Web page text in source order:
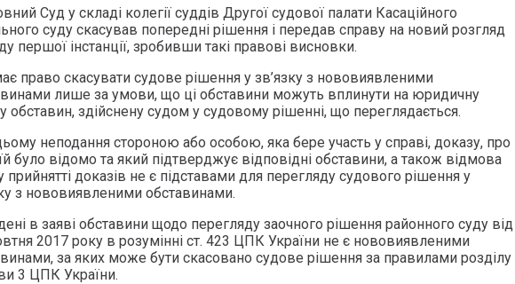
Суд у складі колегії суддів Другої судової палати Касаційного
суду скасував попередні рішення і передав справу на новий розгляд
першої інстанції, зробивши такі правові висновки.
право скасувати судове рішення у зв’язку з нововиявленими
лише за умови, що ці обставини можуть вплинути на юридичну
обставин, здійснену судом у судовому рішенні, що переглядається.
неподання стороною або особою, яка бере участь у справі, доказу, про
було відомо та який підтверджує відповідні обставини, а також відмова
прийнятті доказів не є підставами для перегляду судового рішення у
з нововиявленими обставинами.
в заяві обставини щодо перегляду заочного рішення районного суду від
2017 року в розумінні ст. 423 ЦПК України не є нововиявленими
за яких може бути скасовано судове рішення за правилами розділу
3 ЦПК України.